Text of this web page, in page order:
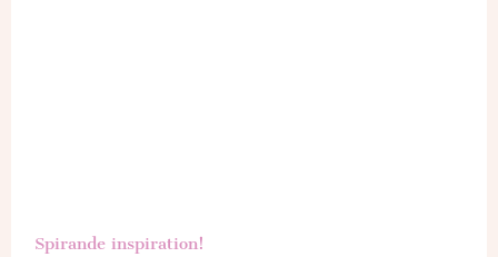
Spirande inspiration!